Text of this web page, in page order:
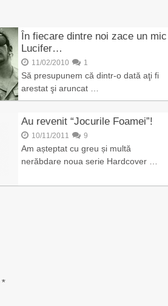
În fiecare dintre noi zace un mic
Lucifer…
11/02/2010 1
Să presupunem că dintr-o dată aţi fi
arestat şi aruncat …
Au revenit “Jocurile Foamei”!
10/11/2011 9
Am așteptat cu greu și multă
nerăbdare noua serie Hardcover …
*